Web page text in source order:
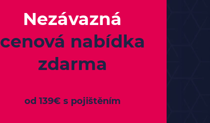
Nezávazná
cenová nabídka
zdarma
od 139€ s pojištěním